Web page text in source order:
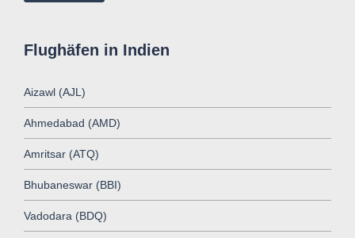
Flughäfen in Indien
Aizawl (AJL)
Ahmedabad (AMD)
Amritsar (ATQ)
Bhubaneswar (BBI)
Vadodara (BDQ)